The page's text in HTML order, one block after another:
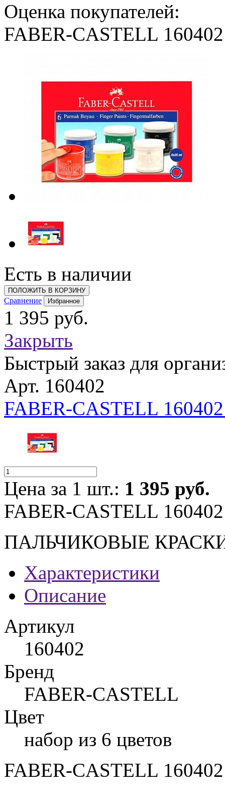
Оценка покупателей:
FABER-CASTELL
Есть в наличии
ПОЛОЖИТЬ В КОРЗИНУ
Сравнение Избранное
1 395 руб.
Закрыть
Быстрый заказ для
Арт. 160402
FABER-CASTELL
Цена за 1 шт.: 1 395 руб.
FABER-CASTELL
ПАЛЬЧИКОВЫЕ
Характеристики
Описание
Артикул
160402
Бренд
FABER-CASTELL
Цвет
набор из 6 цветов
FABER-CASTELL 160402